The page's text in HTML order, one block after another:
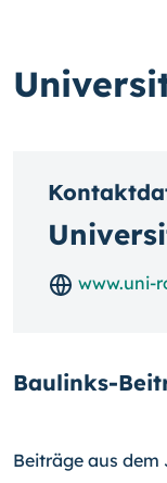
www.uni-
Baulinks-
Beiträge aus dem